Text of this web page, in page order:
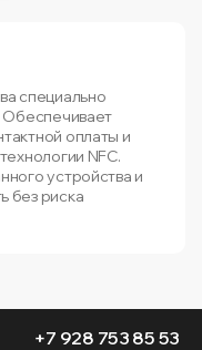
специально
Обеспечивает
оплаты и
NFC.
устройства и
без риска
+7 928 753 85 53